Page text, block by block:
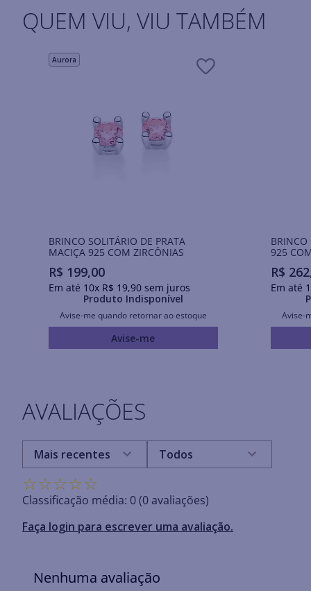
QUEM VIU, VIU TAMBÉM
Aurora
BRINCO SOLITÁRIO DE PRATA
MACIÇA 925 COM ZIRCÔNIAS
R$ 199,00
Em até 10x R$ 19,90sem juros
Produto Indisponível
Avise-me quando retornar ao estoque
Avise-me
BRINCO
925
R$ 262
Em até
Avise-
AVALIAÇÕES
☆☆☆☆☆
Classificação média: 0(0 avaliações)
Faça login para escrever uma avaliação.
Mais recentes Todos
Nenhuma avaliação